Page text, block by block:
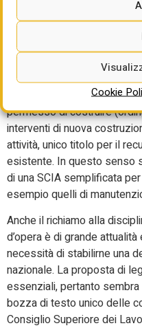
Cookie
degli immobili,
e adeguamento funzionale
esistente, a partire dalla
Sui titoli edilizi i regimi
permesso di costruire
interventi di nuova
attività, unico titolo per il
esistente. In questo senso
di una SCIA semplificata
esempio quelli di
Anche il richiamo alla
d’opera è di grande
necessità di stabilirne una
nazionale. La proposta di
essenziali, pertanto
bozza di testo unico delle
Consiglio Superiore dei